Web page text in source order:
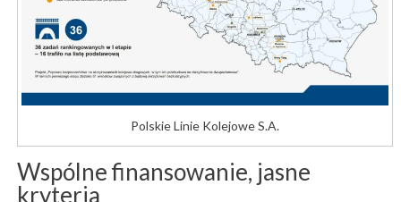
Polskie Linie Kolejowe S.A.
Wspólne finansowanie, jasne
kryteria